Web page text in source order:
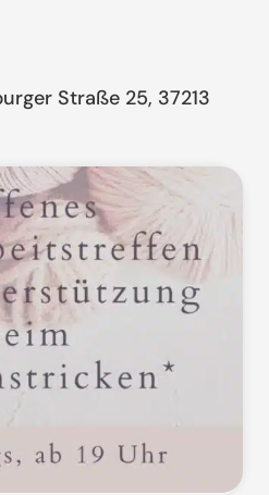
Straße 25, 37213